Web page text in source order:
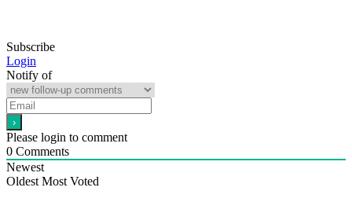
Subscribe
Login
Notify of
Please login to comment
0 Comments
Newest
Oldest Most Voted